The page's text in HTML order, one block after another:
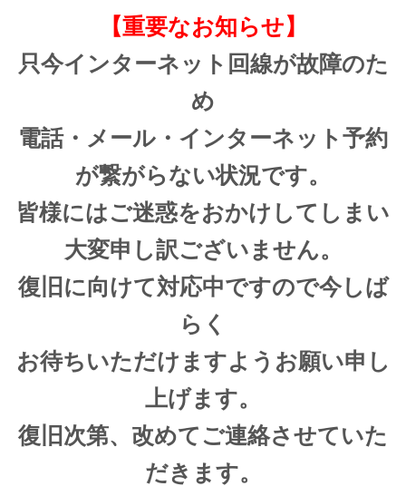
【重要なお知らせ】
只今インターネット回線が故障のた
め
電話・メール・インターネット予約
が繋がらない状況です。
皆様にはご迷惑をおかけしてしまい
大変申し訳ございません。
復旧に向けて対応中ですので今しば
らく
お待ちいただけますようお願い申し
上げます。
復旧次第、改めてご連絡させていた
だきます。